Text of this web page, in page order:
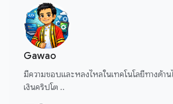
Gawao
มีความชอบและหลงไหลในเทคโนโลยีทางด้า
เงินคริปโต ..